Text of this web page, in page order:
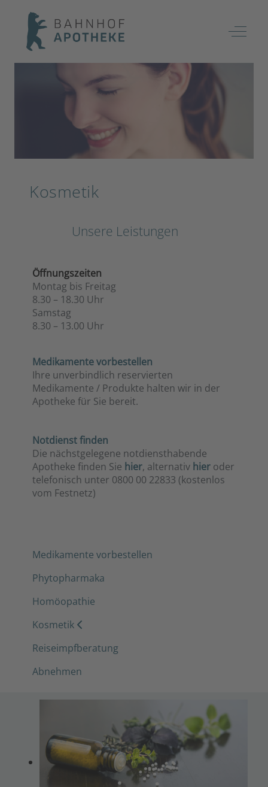
Off-
Kosmetik
Unsere Leistungen
Öffnungszeiten
Montag bis Freitag
8.30 – 18.30 Uhr
Samstag
8.30 – 13.00 Uhr
Medikamentevorbestellen
Ihre unverbindlich reservierten
Medikamente / Produkte halten wir in der
Apotheke für Sie bereit.
Notdienst finden
Die nächstgelegene notdiensthabende
Apotheke finden Sie hier, alternativ hier oder
telefonisch unter 0800 00 22833 (kostenlos
vom Festnetz)
Medikamente vorbestellen
Phytopharmaka
Homöopathie
Kosmetik
Reiseimpfberatung
Abnehmen